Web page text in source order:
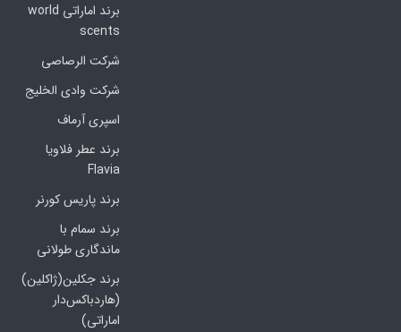
برند اماراتی world
scents
شرکت الرصاصی
شرکت وادی الخلیج
اسپری آرماف
برند عطر فلاویا
Flavia
برند پاریس کورنر
برند سمام با
ماندگاری طولانی
برند جکلین(ژاکلین)
(هاردباکس‌دار
اماراتی)